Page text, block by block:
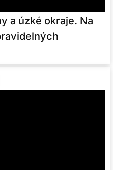
a úzké okraje. Na